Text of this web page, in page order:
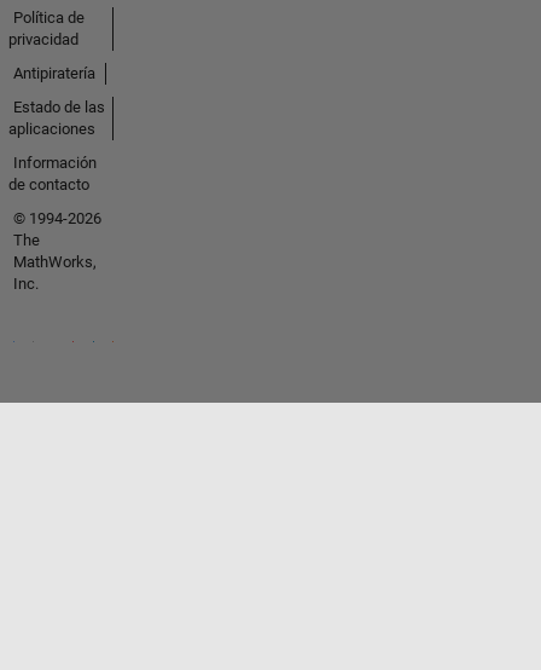
Política de
privacidad
Antipiratería
Estado de las
aplicaciones
Información
de contacto
© 1994-2026
The
MathWorks,
Inc.